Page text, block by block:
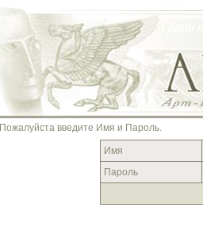
Пожалуйста введите Имя и Пароль.
Имя
Пароль